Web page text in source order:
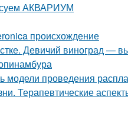
АКВАРИУМ
происхождение
Девичий виноград —
модели проведения
Терапевтические